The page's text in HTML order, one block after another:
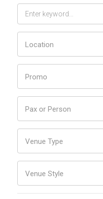
Location
Promo
Pax or Person
Venue Type
Venue Style